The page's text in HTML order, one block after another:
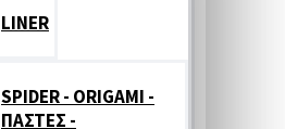
LINER
SPIDER - ORIGAMI -
ΠΑΣΤΕΣ -